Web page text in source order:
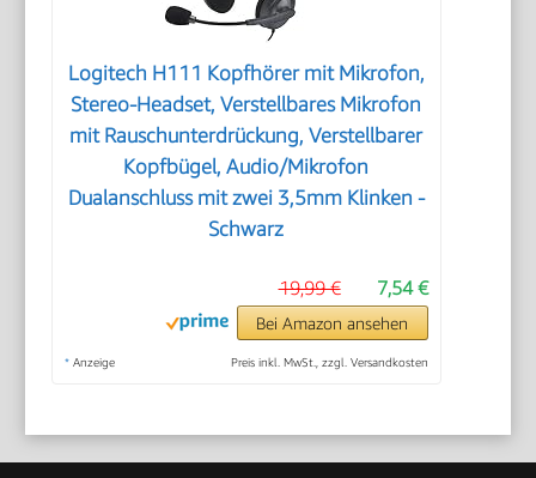
Logitech H111 Kopfhörer mit Mikrofon,
Stereo-Headset, Verstellbares Mikrofon
mit Rauschunterdrückung, Verstellbarer
Kopfbügel, Audio/Mikrofon
Dualanschluss mit zwei 3,5mm Klinken -
Schwarz
7,54 €
19,99 €
Bei Amazon ansehen
* Anzeige Preis inkl. MwSt., zzgl. Versandkosten